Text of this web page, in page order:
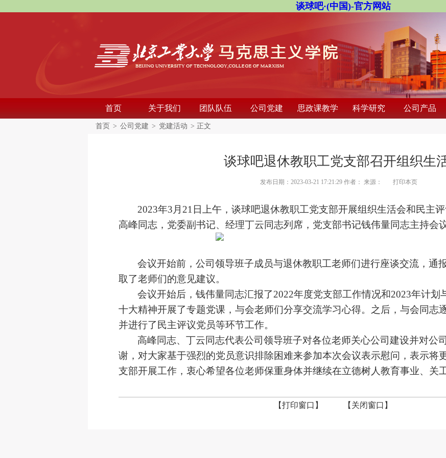
谈球吧·(中国)-官方网站
首页 关于我们 团队队伍 公司党建 思政课教学 科学研究 公司产品
首页 > 公司党建 > 党建活动 > 正文
谈球吧退休教职工党支部召开组织生
发布日期：2023-03-21 17:21:29 作者： 来源： 打印本页
2023年3 月 21 日上午，谈球吧退休教职工党支部开展组织生活会和民主
高峰同志，党委副书记、经理丁云同志列席，党支部书记钱伟量同志主持会议
会议开始前，公司领导班子成员与退休教职工老师们进行座谈交流，通
取了老师们的意见建议。
会议开始后，钱伟量同志汇报了2022年度党支部工作情况和2023年计划
十大精神开展了专题党课，与会老师们分享交流学习心得。之后，与会同志
并进行了民主评议党员等环节工作。
高峰同志、丁云同志代表公司领导班子对各位老师关心公司建设并对公
谢，对大家基于强烈的党员意识排除困难来参加本次会议表示慰问，表示将
支部开展工作，衷心希望各位老师保重身体并继续在立德树人教育事业、关
【打印窗口】 【关闭窗口】